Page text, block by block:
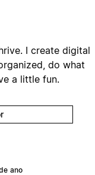
I create digital
do what
a little fun.
ano